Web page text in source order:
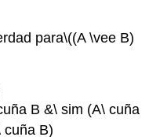
para\((A \vee B)
B &\ sim (A\ cuña
cuña B)